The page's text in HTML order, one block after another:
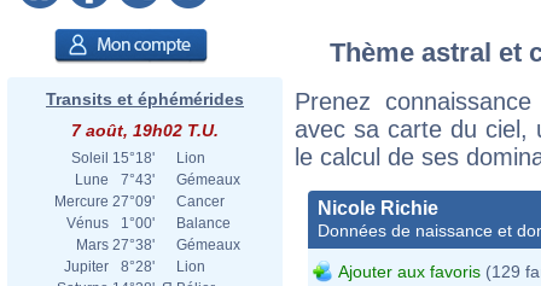
Transits et éphémérides
7 août, 19h02 T.U.
Soleil 15°18'
Lion
Lune
7°43'
Gémeaux
Mercure 27°09'
Cancer
Vénus
1°00'
Balance
Mars 27°38'
Gémeaux
Jupiter
8°28'
Lion
Thème astral et
Prenez
avec sa carte du ciel,
le calcul de ses
Nicole Richie
Données de naissance et
Ajouter aux favoris (129